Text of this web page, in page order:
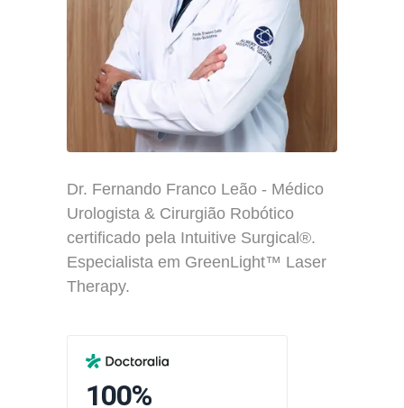
Dr. Fernando Franco Leão - Médico
Urologista & Cirurgião Robótico
certificado pela Intuitive Surgical®.
Especialista em GreenLight™ Laser
Therapy.